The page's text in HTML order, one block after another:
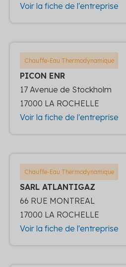
Voir la fiche de l'entreprise
Chauffe-Eau Thermodynamique
PICON ENR
17 Avenue de Stockholm
17000 LA ROCHELLE
Voir la fiche de l'entreprise
Chauffe-Eau Thermodynamique
SARL ATLANTIGAZ
66 RUE MONTREAL
17000 LA ROCHELLE
Voir la fiche de l'entreprise